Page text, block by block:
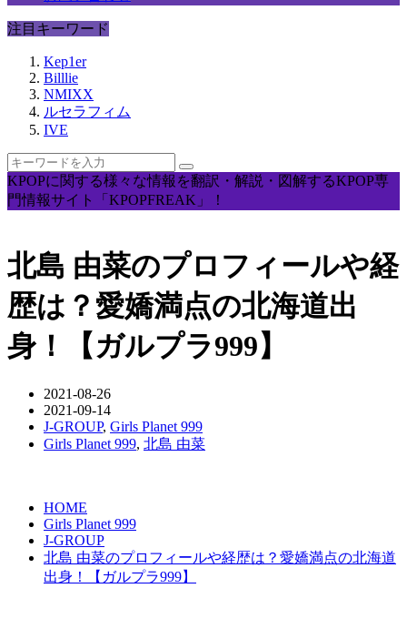
注目キーワード
Kep1er
Billlie
NMIXX
ルセラフィム
IVE
KPOPに関する様々な情報を翻訳・解説・図解するKPOP専
門情報サイト「KPOPFREAK」！
北島 由菜のプロフィールや経
歴は？愛嬌満点の北海道出
身！【ガルプラ999】
2021-08-26
2021-09-14
J-GROUP, Girls Planet 999
Girls Planet 999, 北島 由菜
HOME
Girls Planet 999
J-GROUP
北島 由菜のプロフィールや経歴は？愛嬌満点の北海道
出身！【ガルプラ999】